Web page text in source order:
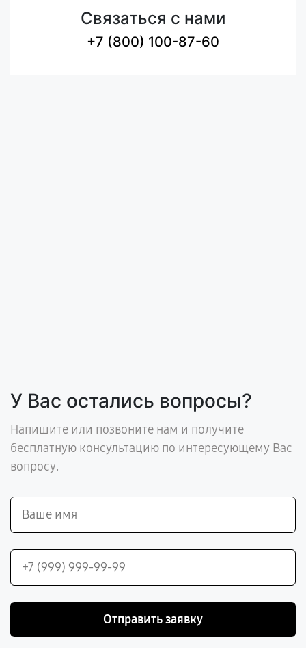
Связаться с нами
+7 (800) 100-87-60
У Вас остались вопросы?
Напишите или позвоните нам и получите
бесплатную консультацию по интересующему Вас
вопросу.
Отправить заявку